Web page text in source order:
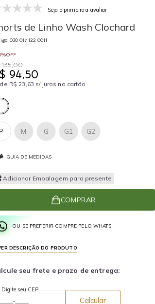
Seja o primeiro a avaliar
de Linho Wash Clochard
030 017 122 0011
135,00
94,50
R$ 23,63 s/ juros no cartão
G G2
M G1
GUIA DE MEDIDAS
Adicionar Embalagem para presente
COMPRAR
OU SE PREFERIR COMPRE PELO WHATS
DESCRIÇÃO DO PRODUTO
seu frete e prazo de entrega:
Digite seu CEP
Calcular